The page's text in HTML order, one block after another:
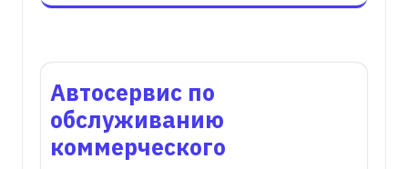
Автосервис по
обслуживанию
коммерческого